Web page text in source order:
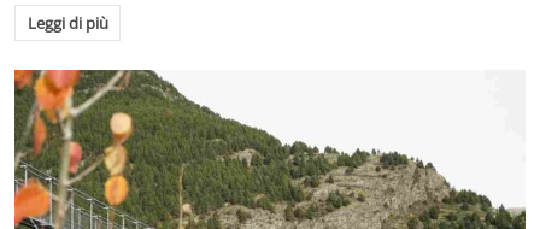
Leggi di più